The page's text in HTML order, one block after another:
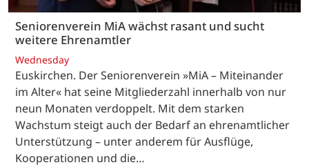
Seniorenverein MiA wächst rasant und sucht
weitere Ehrenamtler
Wednesday
Euskirchen. Der Seniorenverein »MiA – Miteinander
im Alter« hat seine Mitgliederzahl innerhalb von nur
neun Monaten verdoppelt. Mit dem starken
Wachstum steigt auch der Bedarf an ehrenamtlicher
Unterstützung – unter anderem für Ausflüge,
Kooperationen und die…